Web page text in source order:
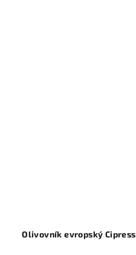
Olivovník evropský